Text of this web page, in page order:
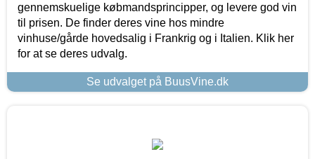
gennemskuelige købmandsprincipper, og levere god vin
til prisen. De finder deres vine hos mindre
vinhuse/gårde hovedsalig i Frankrig og i Italien. Klik her
for at se deres udvalg.
Se udvalget på BuusVine.dk